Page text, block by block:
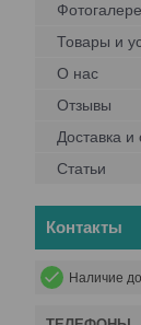
Товары и
О нас
Отзывы
Доставка и
Статьи
Контакты
Наличие